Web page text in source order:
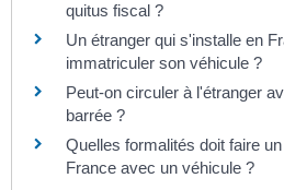
quitus fiscal ?
Un étranger qui s'installe en
immatriculer son véhicule ?
Peut-on circuler à l'étranger
barrée ?
Quelles formalités doit faire
France avec un véhicule ?